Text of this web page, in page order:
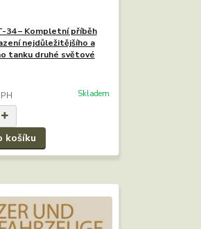
34 – Kompletní příběh
nejdůležitějšího a
tanku druhé světové
Skladem
košíku